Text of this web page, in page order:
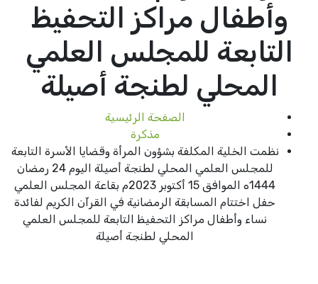
وأطفال مراكز التحفيظ
التابعة للمجلس العلمي
المحلي لطنجة أصيلة
الصفحة الرئيسية
مذكرة
نظمت الخلية المكلفة بشؤون المرأة وقضايا الأسرة التابعة
للمجلس العلمي المحلي لطنجة أصيلة اليوم 24 رمضان
1444ه الموافق 15 أكتوبر 2023م بقاعة المجلس العلمي
حفل اختتام المسابقة الرمضانية في القرآن الكريم لفائدة
نساء وأطفال مراكز التحفيظ التابعة للمجلس العلمي
المحلي لطنجة أصيلة